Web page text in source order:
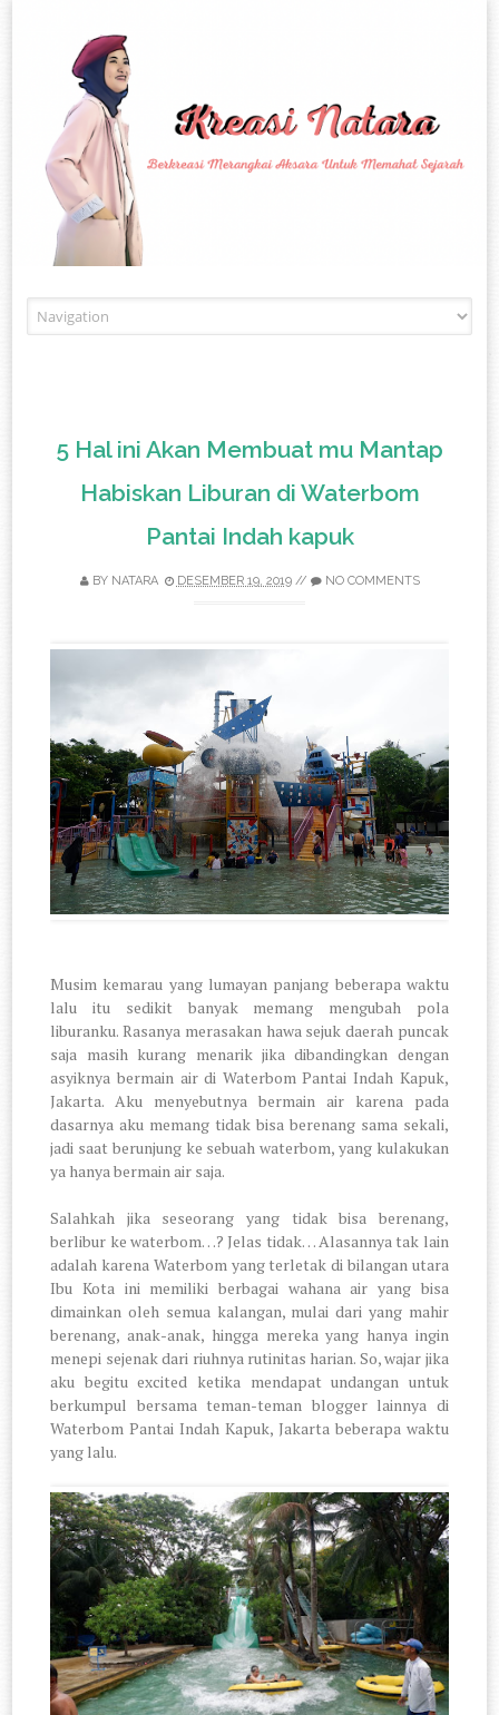
5 Hal ini Akan Membuat mu Mantap
Habiskan Liburan di Waterbom
Pantai Indah kapuk
BY NATARA DESEMBER 19, 2019// NO COMMENTS
Musim kemarau yang lumayan panjang beberapa waktu
lalu itu sedikit banyak memang mengubah pola
liburanku. Rasanya merasakan hawa sejuk daerah puncak
saja masih kurang menarik jika dibandingkan dengan
asyiknya bermain air di Waterbom Pantai Indah Kapuk,
Jakarta. Aku menyebutnya bermain air karena pada
dasarnya aku memang tidak bisa berenang sama sekali,
jadi saat berunjung ke sebuah waterbom, yang kulakukan
ya hanya bermain air saja.
Salahkah jika seseorang yang tidak bisa berenang,
berlibur ke waterbom…? Jelas tidak… Alasannya tak lain
adalah karena Waterbom yang terletak di bilangan utara
Ibu Kota ini memiliki berbagai wahana air yang bisa
dimainkan oleh semua kalangan, mulai dari yang mahir
berenang, anak-anak, hingga mereka yang hanya ingin
menepi sejenak dari riuhnya rutinitas harian. So, wajar jika
aku begitu excited ketika mendapat undangan untuk
berkumpul bersama teman-teman blogger lainnya di
Waterbom Pantai Indah Kapuk, Jakarta beberapa waktu
yang lalu.